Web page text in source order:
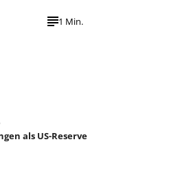
1 Min.
als US-Reserve